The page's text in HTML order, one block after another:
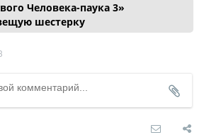
Человека-паука 3»
шестерку